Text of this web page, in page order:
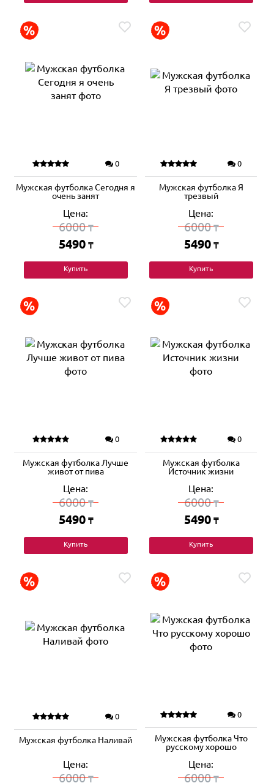
0
Мужская футболка Сегодня я
очень занят
Цена:
6000₸
5490 ₸
Купить
0
Мужская футболка Я
трезвый
Цена:
6000₸
5490 ₸
Купить
0
Мужская футболка Лучше
живот от пива
Цена:
6000₸
5490 ₸
Купить
0
Мужская футболка
Источник жизни
Цена:
6000₸
5490 ₸
Купить
0
Мужская футболка Наливай
Цена:
6000₸
0
Мужская футболка Что
русскому хорошо
Цена:
6000₸